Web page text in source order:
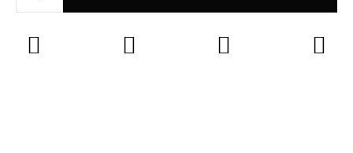
01848590038